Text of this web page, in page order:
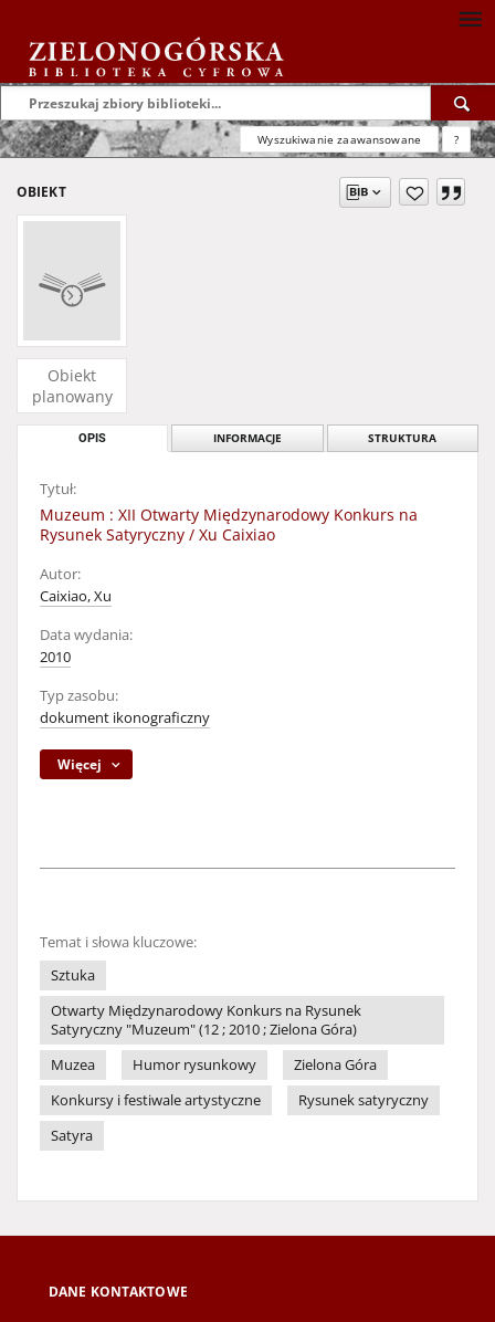
Wyszukiwanie zaawansowane ?
OBIEKT
Obiekt
planowany
OPIS INFORMACJE STRUKTURA
Tytuł:
Muzeum : XII Otwarty Międzynarodowy Konkurs na
Rysunek Satyryczny / Xu Caixiao
Autor:
Caixiao, Xu
Data wydania:
2010
Typ zasobu:
dokument ikonograficzny
Więcej
Temat i słowa kluczowe:
Sztuka
Otwarty Międzynarodowy Konkurs na Rysunek
Satyryczny "Muzeum" (12 ; 2010 ; Zielona Góra)
Muzea
Humor rysunkowy
Zielona Góra
Konkursy i festiwale artystyczne
Rysunek satyryczny
Satyra
DANE KONTAKTOWE